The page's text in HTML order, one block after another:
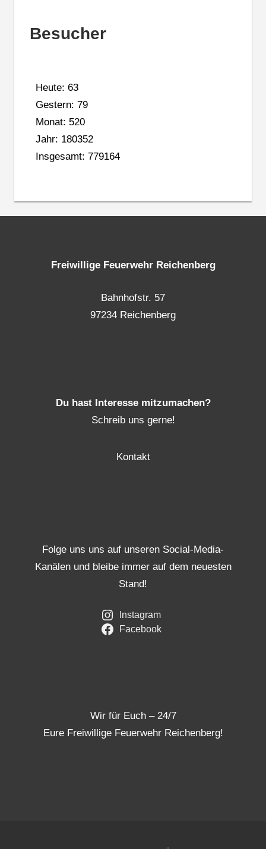
Besucher
Heute: 63
Gestern: 79
Monat: 520
Jahr: 180352
Insgesamt: 779164
Freiwillige Feuerwehr Reichenberg
Bahnhofstr. 57
97234 Reichenberg
Du hast Interesse mitzumachen?
Schreib uns gerne!
Kontakt
Folge uns uns auf unseren Social-Media-
Kanälen und bleibe immer auf dem neuesten
Stand!
Instagram
Facebook
Wir für Euch – 24/7
Eure Freiwillige Feuerwehr Reichenberg!